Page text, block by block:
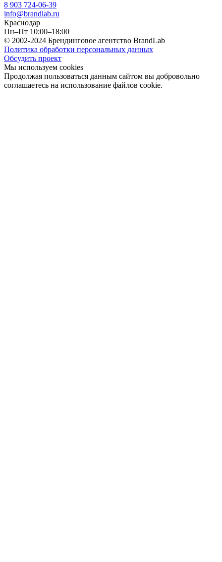
8 903 724-06-39
info@brandlab.ru
Краснодар
Пн–Пт 10:00–18:00
© 2002-2024 Брендинговое агентство BrandLab
Политика обработки персональных данных
Обсудить проект
Мы используем cookies
Продолжая пользоваться данным сайтом вы добровольно
соглашаетесь на использование файлов cookie.